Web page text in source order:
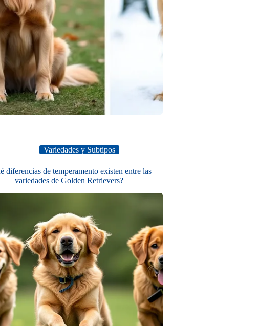
Variedades y Subtipos
diferencias de temperamento existen entre las
variedades de Golden Retrievers?